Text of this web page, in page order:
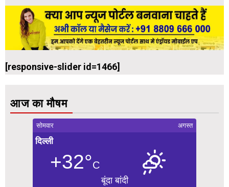
[responsive-slider id=1466]
आज का मौषम
सोमवार अगस्त
दिल्ली
+32°C
बूंदा बांदी